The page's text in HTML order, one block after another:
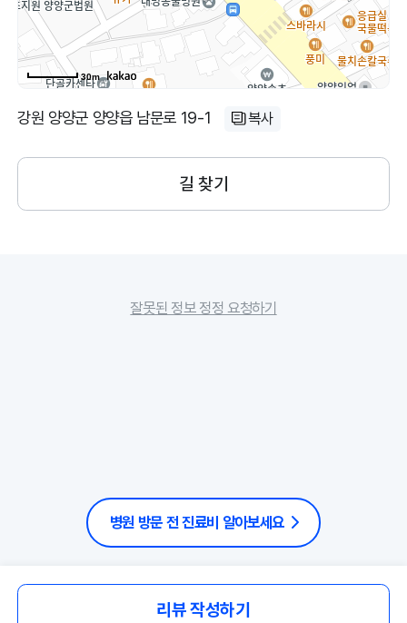
30m
강원 양양군 양양읍 남문로 19-1 복사
길 찾기
잘못된 정보 정정 요청하기
병원 방문 전 진료비 알아보세요
리뷰 작성하기